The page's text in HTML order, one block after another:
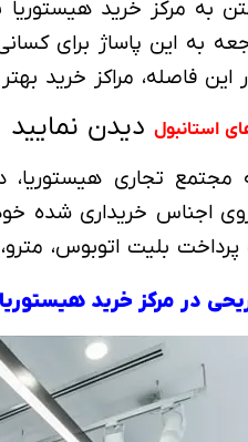
به این پاساژ برای
فاصله، مراکز خرید بهتر
استانبول دیدن نمایید
اجناس خریداری شده
بلیت اتوبوس، مترو،
در مرکز خرید